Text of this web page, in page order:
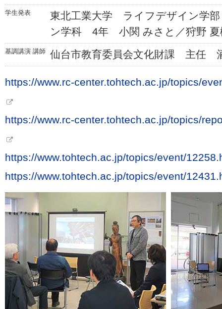
学生発表
東北工業大学 ライフデザイン学
ン学科 4年 小関 みさと／狩野 夏
基調講演 講師 仙台市教育委員会文化財課 主任
https://www.rc-center.tohtech.ac.jp/topics/
https://www.rc-center.tohtech.ac.jp/topics/
https://www.tohtech.ac.jp/topics/event/
https://www.tohtech.ac.jp/topics/event/